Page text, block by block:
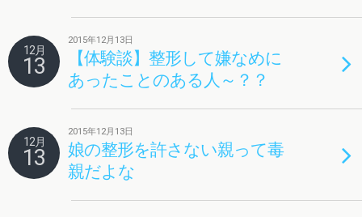
12月
13
2015年12月13日
【体験談】整形して嫌なめに
あったことのある人～？？
12月
13
2015年12月13日
娘の整形を許さない親って毒
親だよな